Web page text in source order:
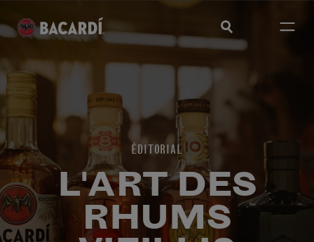
ÉDITORIAL
L'ART DES
RHUMS